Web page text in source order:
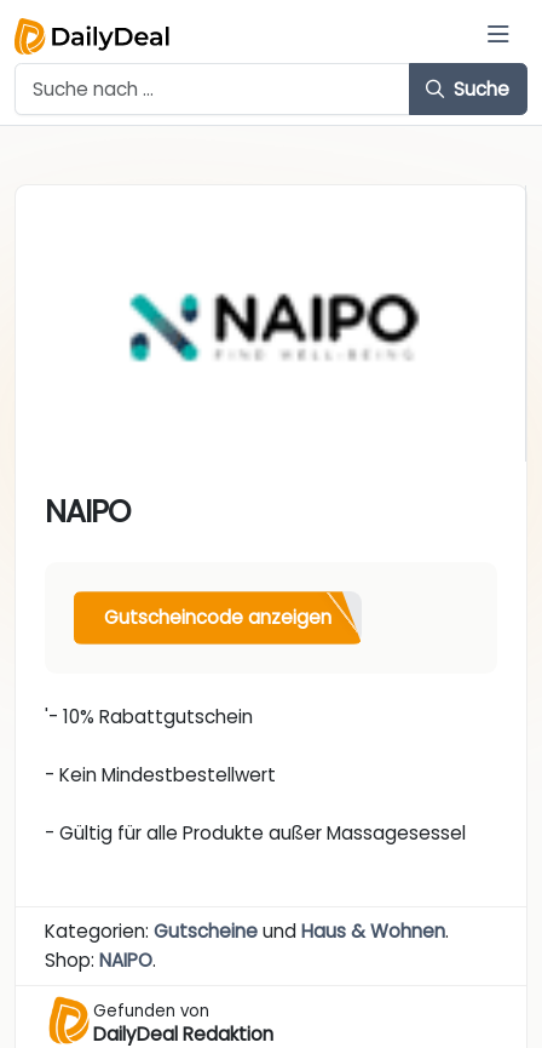
Suche
NAIPO
Gutscheincode anzeigen
'- 10% Rabattgutschein
- Kein Mindestbestellwert
- Gültig für alle Produkte außer Massagesessel
Kategorien: GutscheineundHaus & Wohnen.
Shop: NAIPO.
Gefunden von
DailyDeal Redaktion